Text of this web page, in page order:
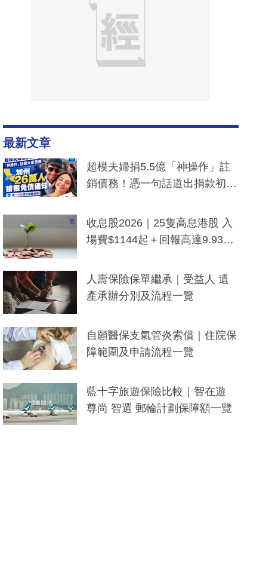
最新文章
超模夫婦捐5.5億「神操作」註
銷債務！憑一句話道出捐款初
一度被誤當詐騙手段
收息股2026｜25隻高息港股 入
場費$1144起＋回報高達9.93
人壽保險保單繼承｜受益人 遺
產承辦分別及流程一覽
自願醫保支氣管炎索償｜住院保
障範圍及申請流程一覽
藍十字旅遊保險比較｜智在遊
尊尚 智選 郵輪計劃保障額一覽